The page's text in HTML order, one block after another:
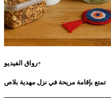
رواق الفيديو+
تمتع بإقامة مريحة في نزل مهدية بلاص